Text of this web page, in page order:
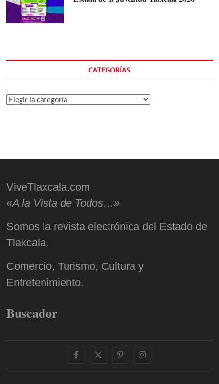
CATEGORÍAS
Categorías
ViveTlaxcala.com
«A la Vista de Todos…»
Somos la revista electrónica del Estado de
Tlaxcala.
Comercio, Turismo, Cultura y
Entretenimiento.
Buscador
facebooktwitter
pinterestinstagram